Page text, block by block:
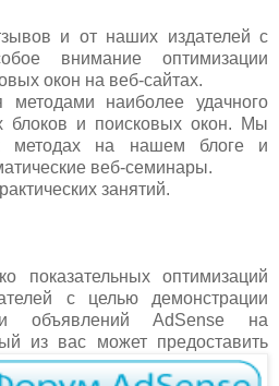
и от наших издателей с
внимание оптимизации
окон на веб-сайтах.
методами наиболее удачного
блоков и поисковых окон. Мы
методах на нашем блоге и
веб-семинары.
занятий.
показательных оптимизаций
с целью демонстрации
объявлений AdSense на
из вас может предоставить